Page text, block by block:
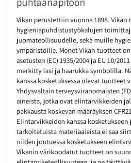
puhtaanapitoon
Vikan perustettiin vuonna 1898.
hygieniapuhdistustyökalujen
juomateollisuudelle, sekä muille
ympäristöille. Monet Vikan-tuotteet
asetusten (EC) 1935/2004 ja EU 10/
merkitty lasi ja haarukka symbolilla.
kanssa kosketuksessa olevat tuotteet
Yhdysvaltain terveysviranomaisten
aineista, jotka ovat elintarvikkeiden
pakkausta koskevan määräyksen
Elintarvikkeiden kanssa
tarkoitetuista materiaaleista ei saa
niiden joutuessa kosketukseen
Vikanin värikoodatut tuotteet on